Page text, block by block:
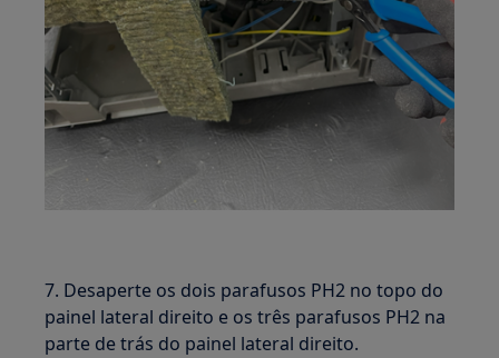
7. Desaperte os dois parafusos PH2 no topo do
painel lateral direito e os três parafusos PH2 na
parte de trás do painel lateral direito.